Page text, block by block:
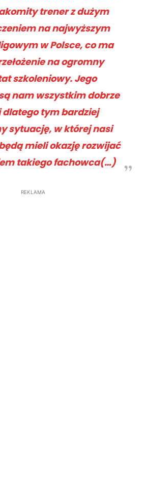
trener z dużym
na najwyższym
w Polsce, co ma
na ogromny
szkoleniowy. Jego
nam wszystkim dobrze
dlatego tym bardziej
sytuację, w której nasi
mieli okazję rozwijać
takiego fachowca(…)
REKLAMA